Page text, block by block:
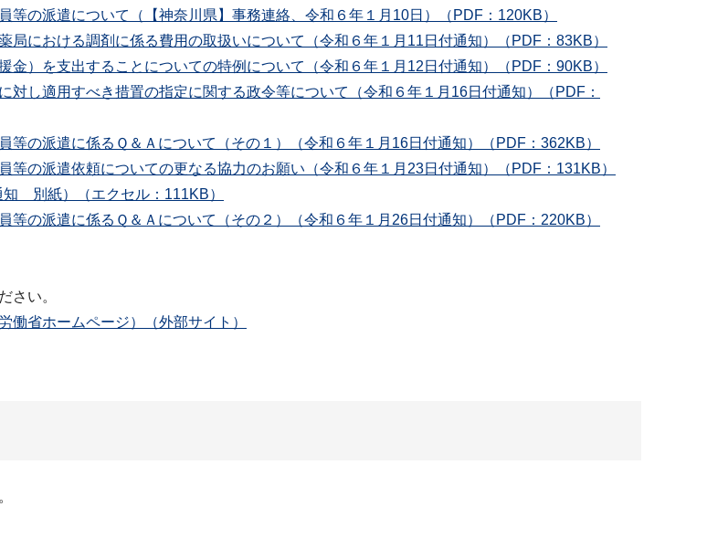
の派遣について（【神奈川県】事務連絡、令和６年１月10日）（PDF：120KB）
局における調剤に係る費用の取扱いについて（令和６年１月11日付通知）（PDF：83KB）
金）を支出することについての特例について（令和６年１月12日付通知）（PDF：90KB）
対し適用すべき措置の指定に関する政令等について（令和６年１月16日付通知）（PDF：
の派遣に係るＱ＆Ａについて（その１）（令和６年１月16日付通知）（PDF：362KB）
等の派遣依頼についての更なる協力のお願い（令和６年１月23日付通知）（PDF：131KB）
知 別紙）（エクセル：111KB）
の派遣に係るＱ＆Ａについて（その２）（令和６年１月26日付通知）（PDF：220KB）
さい。
働省ホームページ）（外部サイト）